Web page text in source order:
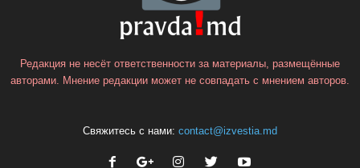
Редакция не несёт ответственности за материалы, размещённые
авторами. Мнение редакции может не совпадать с мнением авторов.
Свяжитесь с нами: contact@izvestia.md